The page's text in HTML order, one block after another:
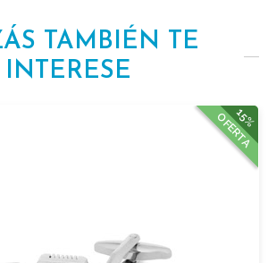
TAMBIÉN TE
INTERESE
15%
OFERTA